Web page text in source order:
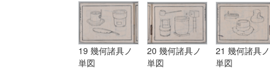
19 幾何諸具ノ
単図
20 幾何諸具ノ
単図
21 幾何諸具ノ
単図